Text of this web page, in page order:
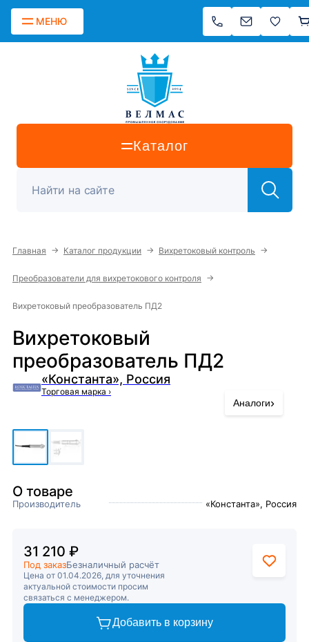
МЕНЮ
Каталог
Главная → Каталог продукции → Вихретоковый контроль →
Преобразователи для вихретокового контроля →
Вихретоковый преобразователь ПД2
Вихретоковый
преобразователь ПД2
«Константа», Россия
Торговая марка ›
Аналоги›
О товаре
Производитель «Константа», Россия
31 210 ₽
Под заказБезналичный расчёт
Цена от 01.04.2026, для уточнения
актуальной стоимости просим
связаться с менеджером.
Добавить в корзину